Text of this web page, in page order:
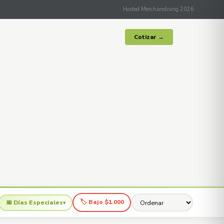
Hosted Merchandising 2026
Cotizar →
📅 Días Especiales▾ 🏷 Bajo $1.000